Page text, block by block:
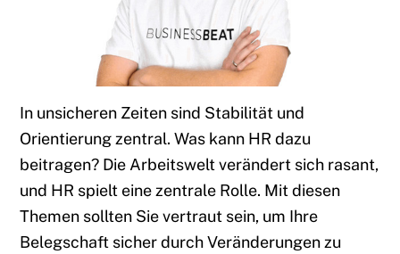
In unsicheren Zeiten sind Stabilität und
Orientierung zentral. Was kann HR dazu
beitragen? Die Arbeitswelt verändert sich rasant,
und HR spielt eine zentrale Rolle. Mit diesen
Themen sollten Sie vertraut sein, um Ihre
Belegschaft sicher durch Veränderungen zu